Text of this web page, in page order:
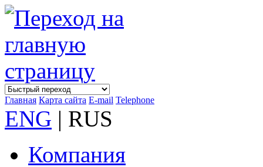
Главная Карта сайта E-mail Telephone
ENG | RUS
Компания